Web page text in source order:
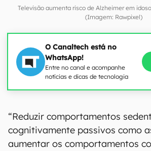
Televisão aumenta risco de Alzheimer em
(Imagem: Rawpixel)
O Canaltech está no
WhatsApp!
Entre no canal e acompanhe
notícias e dicas de tecnologia
“Reduzir comportamentos
cognitivamente passivos como
aumentar os comportamentos